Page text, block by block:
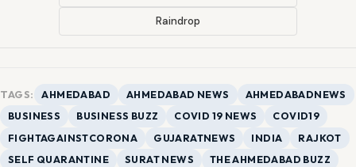
Raindrop
TAGS: AHMEDABAD AHMEDABAD NEWS
AHMEDABADNEWS
BUSINESS
BUSINESS BUZZ COVID 19 NEWS
COVID19
FIGHTAGAINSTCORONA
GUJARATNEWS INDIA
RAJKOT
SELF QUARANTINE
SURAT NEWS
THE AHMEDABAD BUZZ